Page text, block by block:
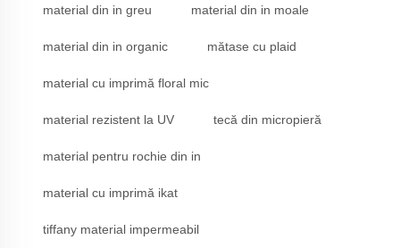
material din in greu material din in moale
material din in organic mătase cu plaid
material cu imprimă floral mic
material rezistent la UV tecă din micropieră
material pentru rochie din in
material cu imprimă ikat
tiffany material impermeabil